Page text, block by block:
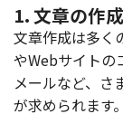
1. 文章の作
文章作成は多く
やWebサイトの
メールなど、さ
が求められます。